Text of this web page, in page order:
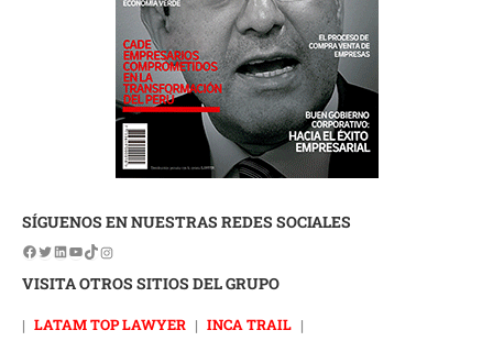
SÍGUENOS EN NUESTRAS REDES SOCIALES
VISITA OTROS SITIOS DEL GRUPO
| LATAM TOP LAWYER | INCA TRAIL |